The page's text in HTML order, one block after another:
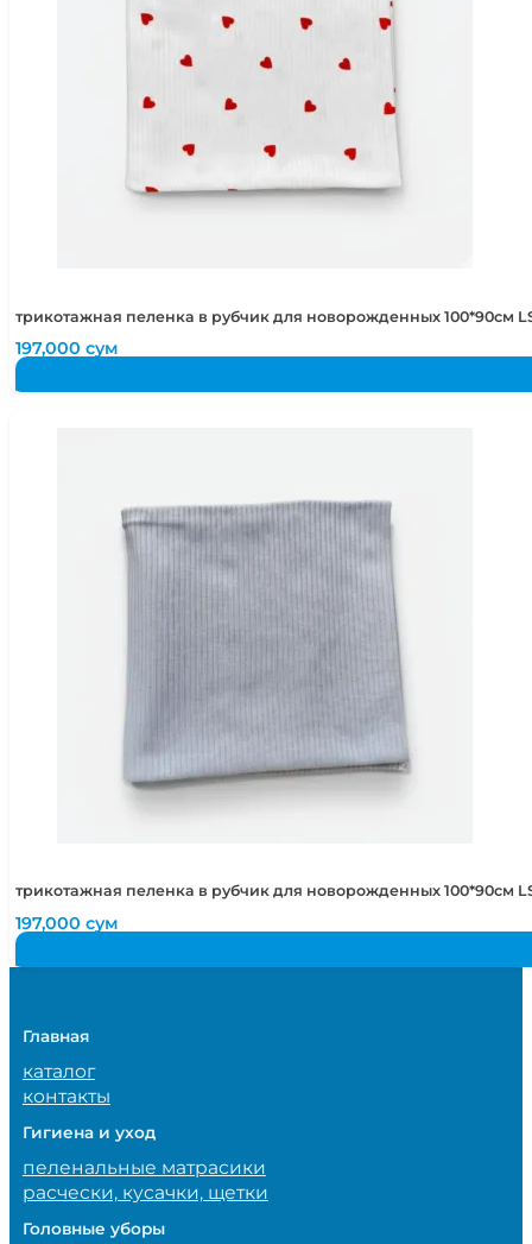
трикотажная пеленка в рубчик для новорожденных 100*90см
197,000сум
трикотажная пеленка в рубчик для новорожденных 100*90см
197,000сум
Главная
каталог
контакты
Гигиена и уход
пеленальные матрасики
расчески, кусачки, щетки
Головные уборы